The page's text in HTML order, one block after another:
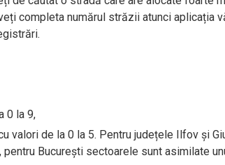
completa numărul străzii atunci aplicația
0 la 9,
valori de la 0 la 5. Pentru județele Ilfov și
București sectoarele sunt asimilate